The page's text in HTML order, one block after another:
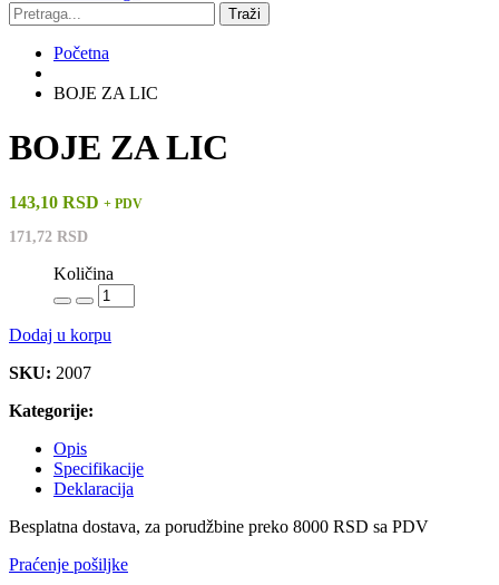
Traži
Početna
BOJE ZA LIC
BOJE ZA LIC
143,10 RSD + PDV
171,72 RSD
Količina
Dodaj u korpu
SKU: 2007
Kategorije:
Opis
Specifikacije
Deklaracija
Besplatna dostava, za porudžbine preko 8000 RSD sa PDV
Praćenje pošiljke